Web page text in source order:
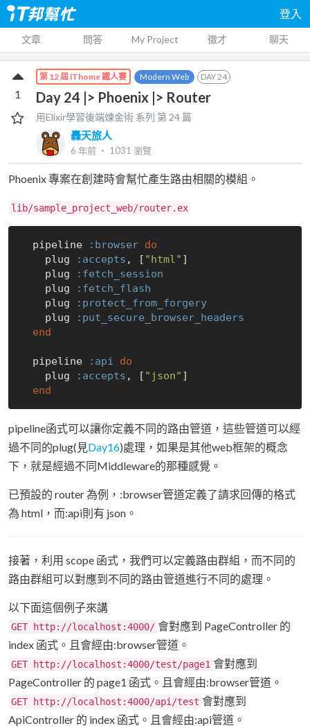
登入
文章 問答 My Project 徵才 聊天
第 12 屆 iThome 鐵人賽 Modern Web DAY24
Day 24 |> Phoenix |> Router
用Elixir學習後端煉金術 系列 第24 篇
轟天旅人
6 年前 ‧ 1031 瀏覽
1
Phoenix 專案在創建時會幫忙產生路由相關的模組。
lib/sample_project_web/router.ex
  pipeline
:browser do
    plug
:accepts , [ "html" ]
    plug
:fetch_session
    plug
:fetch_flash
    plug
:protect_from_forgery
    plug
:put_secure_browser_headers
end
  pipeline
:api
do
    plug
:accepts , [ "json" ]
end
pipeline函式可以讓你定義不同的路由管道，這些管道可以經
過不同的plug(見Day16)處理，如果是其他web框架的概念
下，就是經過不同Middleware的那種感覺。
已預設的 router 為例，:browser管道定義了請求回傳的格式
為 html，而:api則有 json。
接著，利用 scope 函式，我們可以定義路由群組，而不同的
路由群組可以對應到不同的路由管道進行不同的處理。
以下面這個例子來講
GET http://localhost:4000/ 會對應到 PageController 的
index 函式。且會經由:browser管道。
GET http://localhost:4000/test/page1 會對應到
PageController 的 page1 函式。且會經由:browser管道。
GET http://localhost:4000/api/test 會對應到
ApiController 的 index 函式。且會經由:api管道。